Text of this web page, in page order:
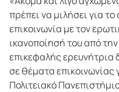
πρέπει να μιλήσει για
επικοινωνία με τον
ικανοποίησή του από
επικεφαλής ερευνήτρια
σε θέματα επικοινωνίας
Πολιτειακό